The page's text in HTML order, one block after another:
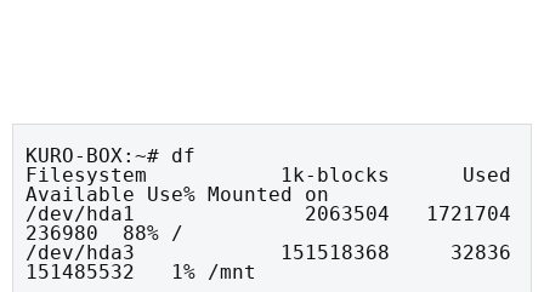
KURO-BOX:~# df
Filesystem           1k-blocks      Used
Available Use% Mounted on
/dev/hda1              2063504   1721704
236980  88% /
/dev/hda3            151518368     32836
151485532   1% /mnt